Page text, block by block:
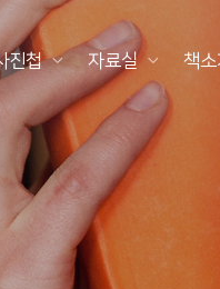
진첩 자료실 책